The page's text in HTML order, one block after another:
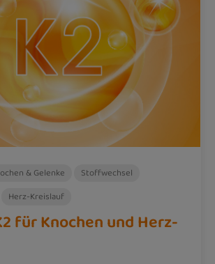
& Gelenke
Stoffwechsel
Herz-Kreislauf
für Knochen und Herz-